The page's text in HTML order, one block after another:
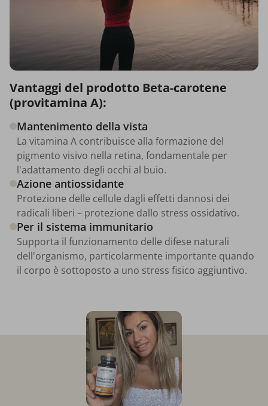
Vantaggi del prodotto Beta-carotene
(provitamina A):
Mantenimento della vista
La vitamina A contribuisce alla formazione del
pigmento visivo nella retina, fondamentale per
l'adattamento degli occhi al buio.
Azione antiossidante
Protezione delle cellule dagli effetti dannosi dei
radicali liberi – protezione dallo stress ossidativo.
Per il sistema immunitario
Supporta il funzionamento delle difese naturali
dell'organismo, particolarmente importante quando
il corpo è sottoposto a uno stress fisico aggiuntivo.